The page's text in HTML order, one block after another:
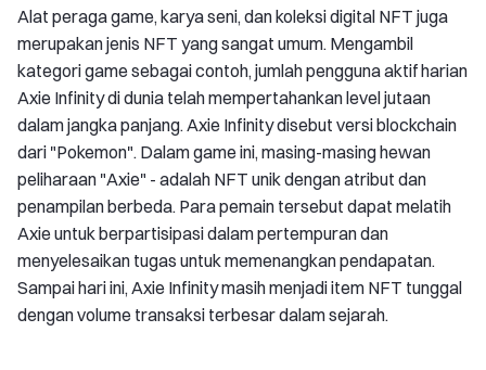
Alat peraga game, karya seni, dan koleksi digital NFT juga
merupakan jenis NFT yang sangat umum. Mengambil
kategori game sebagai contoh, jumlah pengguna aktif harian
Axie Infinity di dunia telah mempertahankan level jutaan
dalam jangka panjang. Axie Infinity disebut versi blockchain
dari "Pokemon". Dalam game ini, masing-masing hewan
peliharaan "Axie" - adalah NFT unik dengan atribut dan
penampilan berbeda. Para pemain tersebut dapat melatih
Axie untuk berpartisipasi dalam pertempuran dan
menyelesaikan tugas untuk memenangkan pendapatan.
Sampai hari ini, Axie Infinity masih menjadi item NFT tunggal
dengan volume transaksi terbesar dalam sejarah.